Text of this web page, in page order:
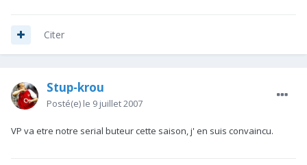
Citer
Stup-krou
Posté(e) le 9 juillet 2007
VP va etre notre serial buteur cette saison, j' en suis convaincu.